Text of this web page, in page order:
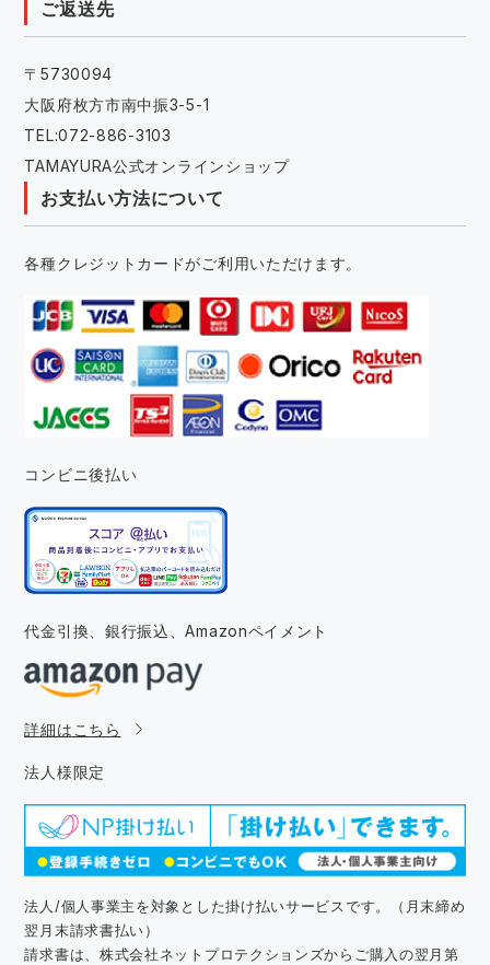
ご返送先
〒5730094
大阪府枚方市南中振3-5-1
TEL:072-886-3103
TAMAYURA公式オンラインショップ
お支払い方法について
各種クレジットカードがご利用いただけます。
コンビニ後払い
代金引換、銀行振込、Amazonペイメント
詳細はこちら
法人様限定
法人/個人事業主を対象とした掛け払いサービスです。（月末締め
翌月末請求書払い）
請求書は、株式会社ネットプロテクションズからご購入の翌月第